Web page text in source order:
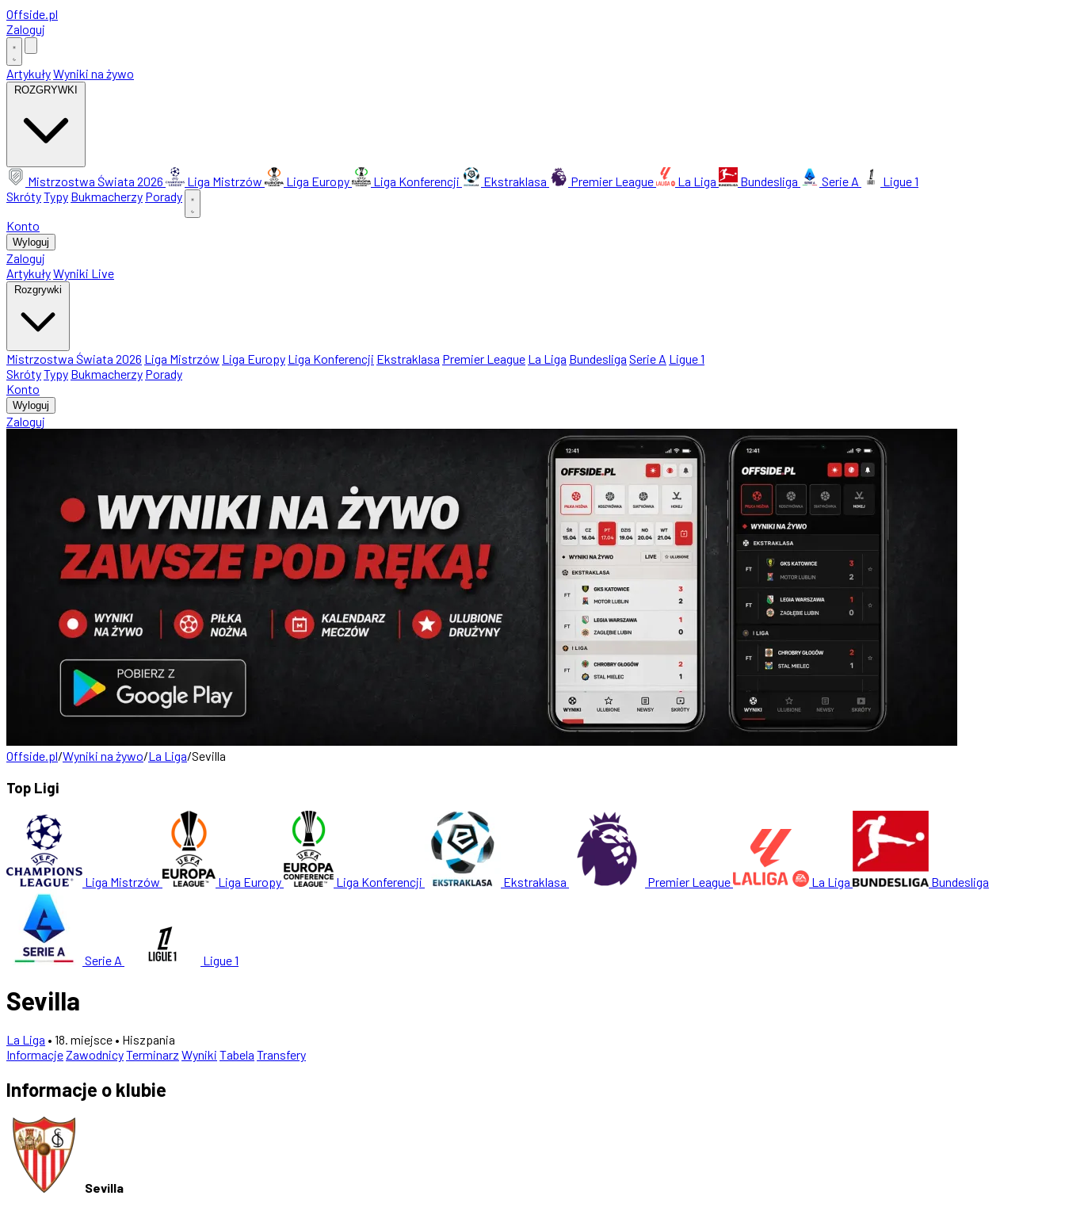
Offside.pl
Zaloguj
ArtykułyWyniki na żywo
ROZGRYWKI
Mistrzostwa Świata 2026 Liga Mistrzów Liga Europy Liga Konferencji Ekstraklasa Premier League La Liga Bundesliga Serie A
Ligue 1
SkrótyTypy Bukmacherzy Porady
Konto
Wyloguj
Zaloguj
ArtykułyWyniki Live
Rozgrywki
Mistrzostwa Świata 2026 Liga Mistrzów Liga Europy Liga Konferencji Ekstraklasa Premier League La Liga Bundesliga Serie A Ligue 1
SkrótyTypy Bukmacherzy Porady
Konto
Wyloguj
Zaloguj
Offside.pl/Wyniki na żywo/La Liga/Sevilla
Top Ligi
Liga Mistrzów Liga Europy Liga Konferencji Ekstraklasa Premier League La Liga Bundesliga
Serie A Ligue 1
Sevilla
La Liga • 18. miejsce • Hiszpania
InformacjeZawodnicyTerminarz Wyniki Tabela Transfery
Informacje o klubie
Sevilla